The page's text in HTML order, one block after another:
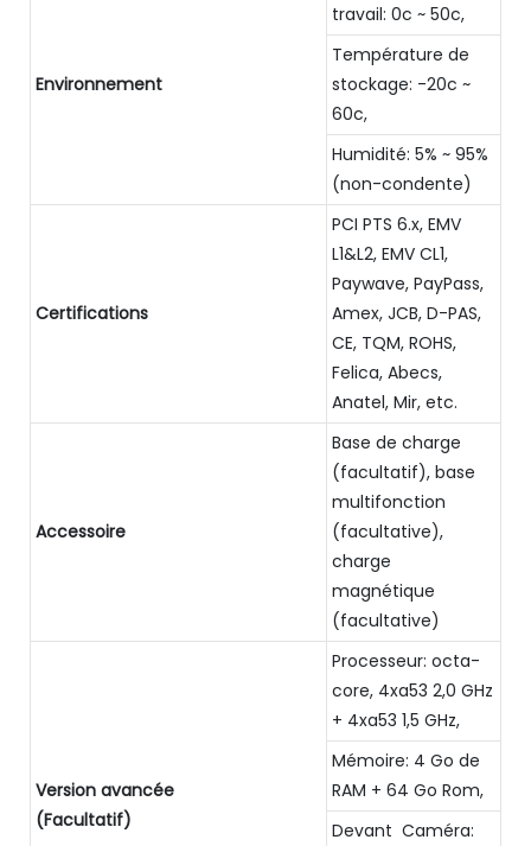
Environnement
travail: 0c ~ 50c,
Température de
stockage: -20c ~
60c,
Humidité: 5% ~ 95%
(non-condente)
Certifications
PCI PTS 6.x, EMV
L1&L2, EMV CL1,
Paywave, PayPass,
Amex, JCB, D-PAS,
CE, TQM, ROHS,
Felica, Abecs,
Anatel, Mir, etc.
Accessoire
Base de charge
(facultatif), base
multifonction
(facultative),
charge
magnétique
(facultative)
Version avancée
(Facultatif)
Processeur: octa-
core, 4xa53 2,0 GHz
+ 4xa53 1,5 GHz,
Mémoire: 4 Go de
RAM + 64 Go Rom,
Devant Caméra: